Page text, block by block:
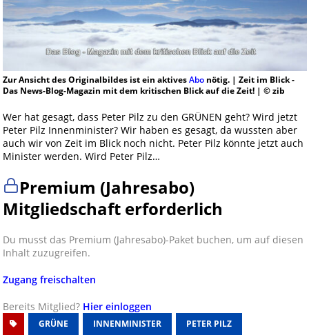
Zur Ansicht des Originalbildes ist ein aktivesAbonötig. | Zeit im Blick -
Das News-Blog-Magazin mit dem kritischen Blick auf die Zeit! | © zib
Wer hat gesagt, dass Peter Pilz zu den GRÜNEN geht? Wird jetzt
Peter Pilz Innenminister? Wir haben es gesagt, da wussten aber
auch wir von Zeit im Blick noch nicht. Peter Pilz könnte jetzt auch
Minister werden. Wird Peter Pilz…
Premium (Jahresabo)
Mitgliedschaft erforderlich
Du musst das Premium (Jahresabo)-Paket buchen, um auf diesen
Inhalt zuzugreifen.
Zugang freischalten
Bereits Mitglied? Hier einloggen
GRÜNE INNENMINISTER PETER PILZ